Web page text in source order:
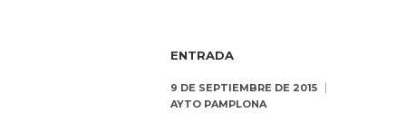
ENTRADA
9 DE SEPTIEMBRE DE 2015
AYTO PAMPLONA